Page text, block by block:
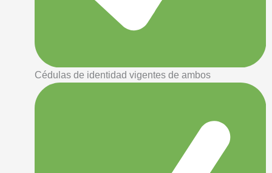
Cédulas de identidad vigentes de ambos